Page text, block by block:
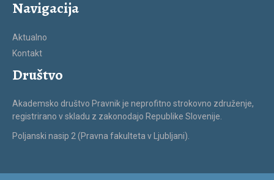
Navigacija
Aktualno
Kontakt
Društvo
Akademsko društvo Pravnik je neprofitno strokovno združenje,
registrirano v skladu z zakonodajo Republike Slovenije.
Poljanski nasip 2 (Pravna fakulteta v Ljubljani).